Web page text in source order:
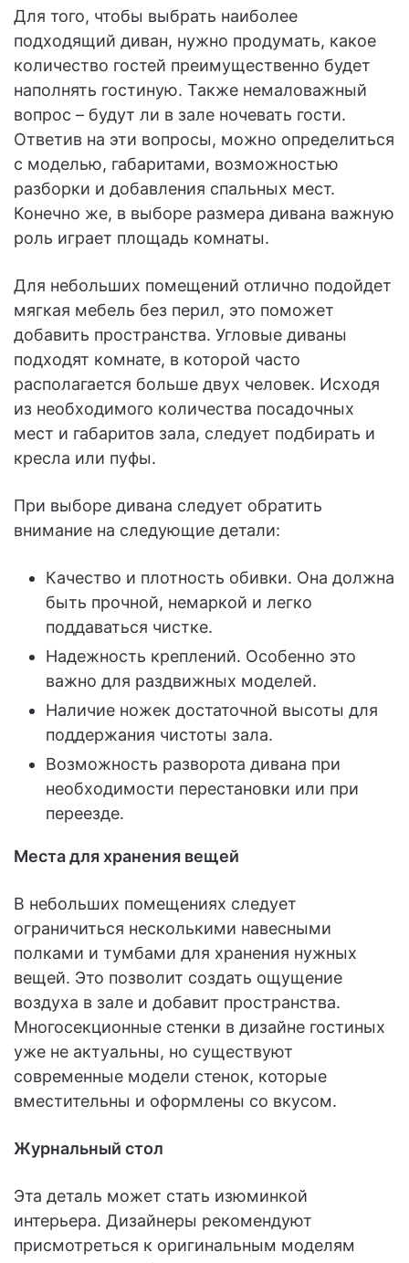
Для того, чтобы выбрать наиболее
подходящий диван, нужно продумать, какое
количество гостей преимущественно будет
наполнять гостиную. Также немаловажный
вопрос – будут ли в зале ночевать гости.
Ответив на эти вопросы, можно определиться
с моделью, габаритами, возможностью
разборки и добавления спальных мест.
Конечно же, в выборе размера дивана важную
роль играет площадь комнаты.
Для небольших помещений отлично подойдет
мягкая мебель без перил, это поможет
добавить пространства. Угловые диваны
подходят комнате, в которой часто
располагается больше двух человек. Исходя
из необходимого количества посадочных
мест и габаритов зала, следует подбирать и
кресла или пуфы.
При выборе дивана следует обратить
внимание на следующие детали:
Качество и плотность обивки. Она должна
быть прочной, немаркой и легко
поддаваться чистке.
Надежность креплений. Особенно это
важно для раздвижных моделей.
Наличие ножек достаточной высоты для
поддержания чистоты зала.
Возможность разворота дивана при
необходимости перестановки или при
переезде.
Места для хранения вещей
В небольших помещениях следует
ограничиться несколькими навесными
полками и тумбами для хранения нужных
вещей. Это позволит создать ощущение
воздуха в зале и добавит пространства.
Многосекционные стенки в дизайне гостиных
уже не актуальны, но существуют
современные модели стенок, которые
вместительны и оформлены со вкусом.
Журнальный стол
Эта деталь может стать изюминкой
интерьера. Дизайнеры рекомендуют
присмотреться к оригинальным моделям